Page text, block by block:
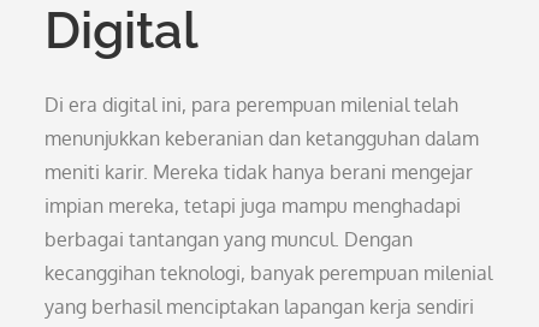
Digital
Di era digital ini, para perempuan milenial telah
menunjukkan keberanian dan ketangguhan dalam
meniti karir. Mereka tidak hanya berani mengejar
impian mereka, tetapi juga mampu menghadapi
berbagai tantangan yang muncul. Dengan
kecanggihan teknologi, banyak perempuan milenial
yang berhasil menciptakan lapangan kerja sendiri